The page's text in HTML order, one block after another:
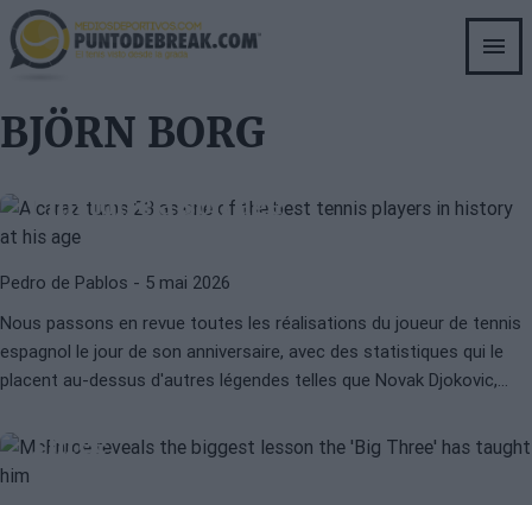
Skip
to
main
BJÖRN BORG
Alcaraz celebrates 23 years as one
of the best tennis players in history
at his age Translation: Alcaraz
célèbre 23 ans comme l'un des
l'histoire à son âge
Pedro de Pablos - 5 mai 2026
Nous passons en revue toutes les réalisations du joueur de tennis
espagnol le jour de son anniversaire, avec des statistiques qui le
placent au-dessus d'autres légendes telles que Novak Djokovic,
McEnroe dévoile la plus grande
Three'